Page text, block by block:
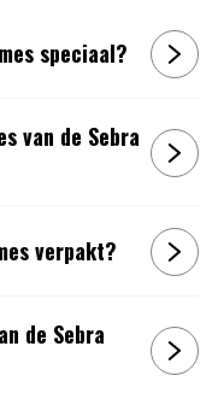
speciaal?
van de Sebra
verpakt?
de Sebra